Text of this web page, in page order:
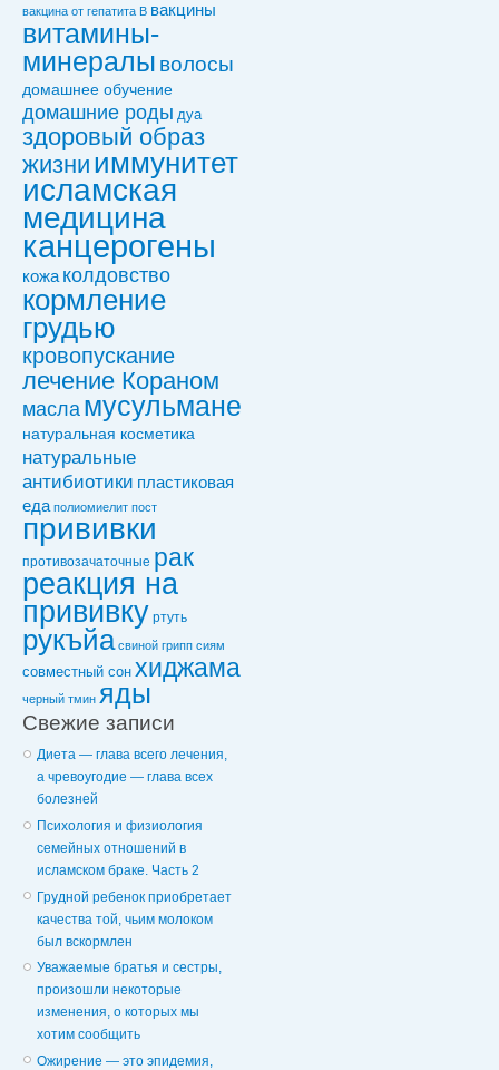
вакцинa от гепатита В вакцины
витамины-
минералы волосы
домашнее обучение
домашние роды дуа
здоровый образ
жизни иммунитет
исламская
медицина
канцерогены
кожа колдовствo
кормление
грудью
кровопускание
лечение Кораном
масла мусульмане
натуральная косметика
натуральные
антибиотики пластиковая
еда полиомиелит пост
прививки
противозачаточные рак
реакция на
прививку ртуть
рукъйа свиной грипп сиям
совместный сон хиджама
черный тмин яды
Свежие записи
Диета — глава всего лечения,
а чревоугодие — глава всех
болезней
Психология и физиология
семейных отношений в
исламском браке. Часть 2
Грудной ребенок приобретает
качества той, чьим молоком
был вскормлен
Уважаемые братья и сестры,
произошли некоторые
изменения, о которых мы
хотим сообщить
Ожирение — это эпидемия,